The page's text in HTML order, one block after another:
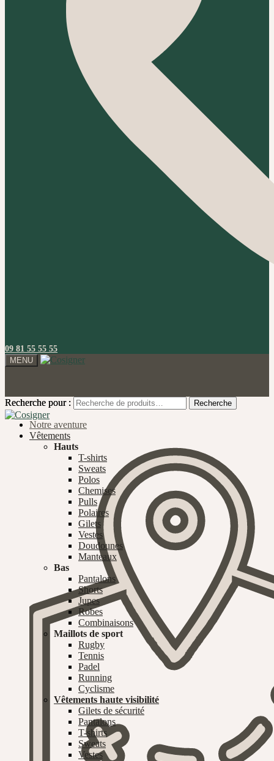
09 81 55 55 55
MENU
Recherche pour : Recherche
Notre aventure
Recherche pour : Recherche
Vêtements
Hauts
T-shirts
Sweats
Polos
Chemises
Pulls
Polaires
Gilets
Vestes
Doudounes
Manteaux
Bas
Pantalons
Shorts
Jupes
Robes
Combinaisons
Maillots de sport
Rugby
Tennis
Padel
Running
Cyclisme
Vêtements haute visibilité
Gilets de sécurité
Pantalons
T-shirts
Sweats
Vestes